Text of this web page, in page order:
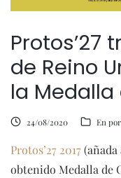
Protos’27
de Reino
la Medalla
24/08/2020 En
Protos’27 2017
obtenido Medalla de